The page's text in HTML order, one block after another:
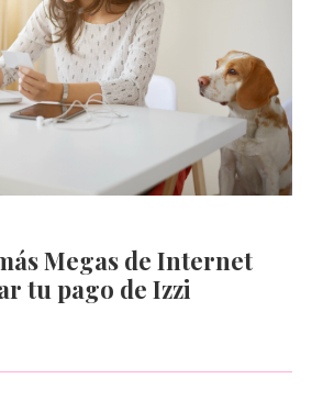
Megas de Internet
tu pago de Izzi